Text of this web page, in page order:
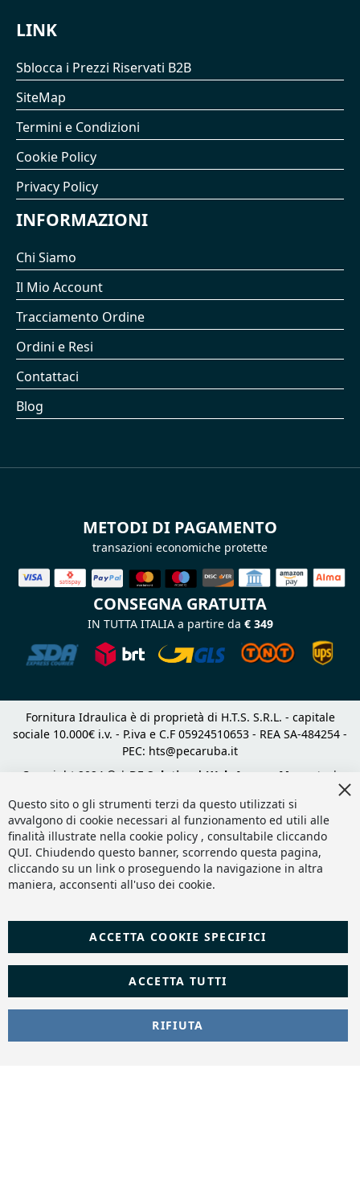
LINK
Sblocca i Prezzi Riservati B2B
SiteMap
Termini e Condizioni
Cookie Policy
Privacy Policy
INFORMAZIONI
Chi Siamo
Il Mio Account
Tracciamento Ordine
Ordini e Resi
Contattaci
Blog
METODI DI PAGAMENTO
transazioni economiche protette
CONSEGNA GRATUITA
IN TUTTA ITALIA a partire da € 349
Fornitura Idraulica è di proprietà di H.T.S. S.R.L. - capitale
sociale 10.000€ i.v. - P.iva e C.F 05924510653 - REA SA-484254 -
PEC: hts@pecaruba.it
Copyright 2024 © | DF Solution | Web Agency Magento
|
Questo sito o gli strumenti terzi da questo utilizzati si
avvalgono di cookie necessari al funzionamento ed utili alle
finalità illustrate nella cookie policy , consultabile cliccando
QUI. Chiudendo questo banner, scorrendo questa pagina,
cliccando su un link o proseguendo la navigazione in altra
maniera, acconsenti all'uso dei cookie.
ACCETTA TUTTI
ACCETTA COOKIE SPECIFICI
RIFIUTA